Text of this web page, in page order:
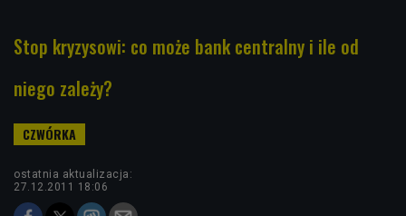
Stop kryzysowi: co może bank centralny i ile od
niego zależy?
ostatnia aktualizacja:
27.12.2011 18:06